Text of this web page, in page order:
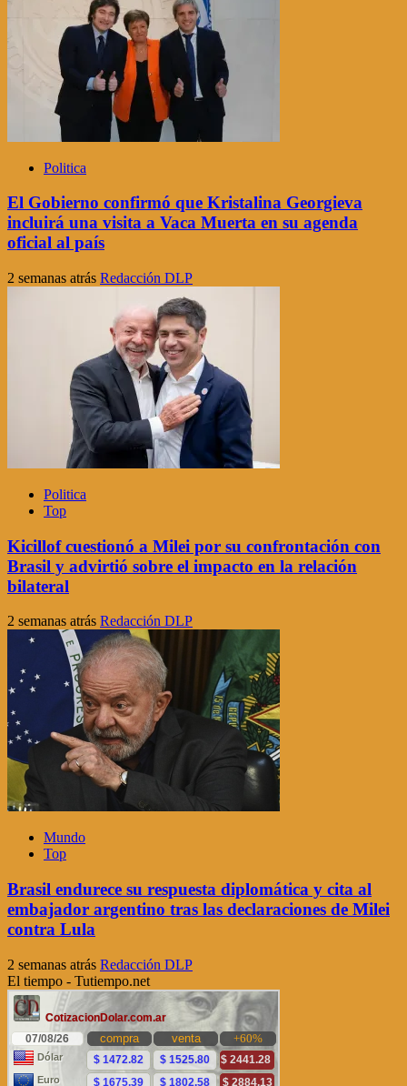
Politica
El Gobierno confirmó que Kristalina Georgieva
incluirá una visita a Vaca Muerta en su agenda
oficial al país
2 semanas atrás Redacción DLP
Politica
Top
Kicillof cuestionó a Milei por su confrontación con
Brasil y advirtió sobre el impacto en la relación
bilateral
2 semanas atrás Redacción DLP
Mundo
Top
Brasil endurece su respuesta diplomática y cita al
embajador argentino tras las declaraciones de Milei
contra Lula
2 semanas atrás Redacción DLP
El tiempo - Tutiempo.net